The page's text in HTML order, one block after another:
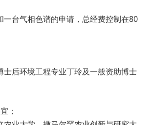
台气相色谱的申请，总经费控制在80
后环境工程专业丁玲及一般资助博士
；